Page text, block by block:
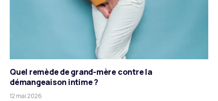
Quel remède de grand-mère contre la
démangeaison intime ?
12 mai 2026